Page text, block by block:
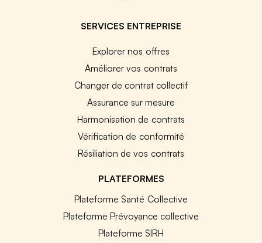
SERVICES ENTREPRISE
Explorer nos offres
Améliorer vos contrats
Changer de contrat collectif
Assurance sur mesure
Harmonisation de contrats
Vérification de conformité
Résiliation de vos contrats
PLATEFORMES
Plateforme Santé Collective
Plateforme Prévoyance collective
Plateforme SIRH